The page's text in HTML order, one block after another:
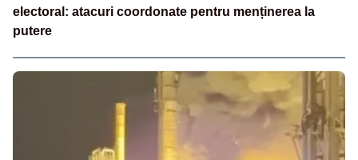
electoral: atacuri coordonate pentru menținerea la
putere